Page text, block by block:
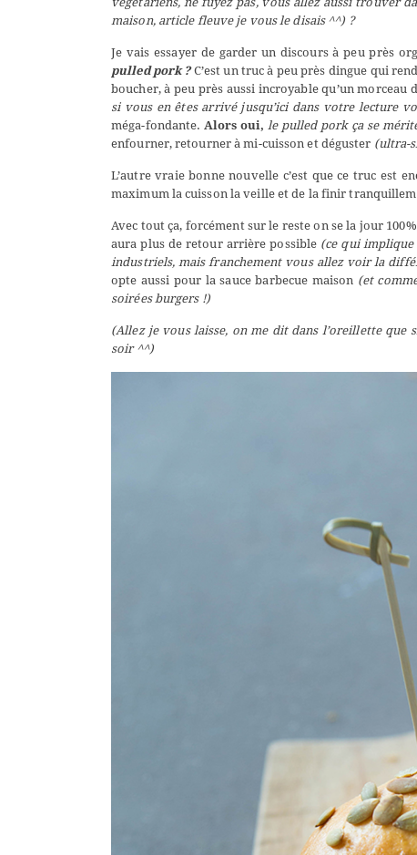
maison, article fleuve je vous le disais ^^) ?
Je vais essayer de garder un discours à peu près
pulled pork ? C’est un truc à peu près dingue qui
boucher, à peu près aussi incroyable qu’un morceau
si vous en êtes arrivé jusqu’ici dans votre lecture
méga-fondante. Alors oui, le pulled pork ça se
enfourner, retourner à mi-cuisson et déguster (ultra-
L’autre vraie bonne nouvelle c’est que ce truc est
maximum la cuisson la veille et de la finir
Avec tout ça, forcément sur le reste on se la jour
aura plus de retour arrière possible (ce qui
industriels, mais franchement vous allez voir la
opte aussi pour la sauce barbecue maison (et
soirées burgers !)
(Allez je vous laisse, on me dit dans l’oreillette
soir ^^)